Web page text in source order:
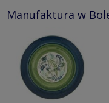
Manufaktura w